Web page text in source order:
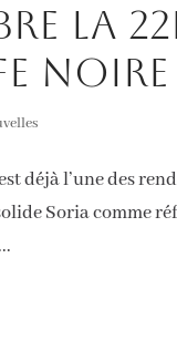
la
Noire
déjà l’une des
Soria comme